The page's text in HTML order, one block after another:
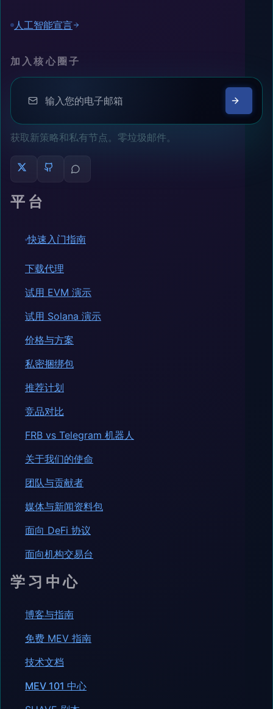
人工智能宣言
加入核心圈子
获取新策略和私有节点。零垃圾邮件。
平台
快速入门指南
下载代理
试用 EVM 演示
试用 Solana 演示
价格与方案
私密捆绑包
推荐计划
竞品对比
FRB vs Telegram 机器人
关于我们的使命
团队与贡献者
媒体与新闻资料包
面向 DeFi 协议
面向机构交易台
学习中心
博客与指南
免费 MEV 指南
技术文档
MEV 101 中心